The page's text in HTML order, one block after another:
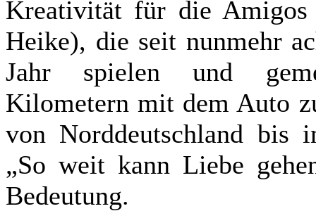
Kreativität für die
Heike), die seit nunmehr
Jahr spielen und
Kilometern mit dem Auto
von Norddeutschland bis
„So weit kann Liebe
Bedeutung.